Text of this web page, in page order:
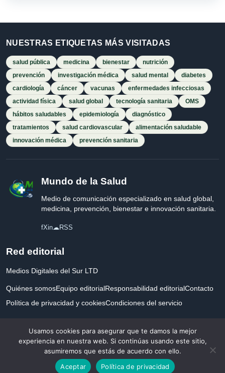
NUESTRAS ETIQUETAS MÁS VISITADAS
salud pública medicina bienestar
nutrición
prevención
investigación médica salud mental
diabetes
cardiología
cáncer vacunas
enfermedades infecciosas
actividad física
salud global tecnología sanitaria
OMS
hábitos saludables
epidemiología
diagnóstico
tratamientos
salud cardiovascular
alimentación saludable
innovación médica
prevención sanitaria
Mundo de la Salud
Medio de comunicación especializado en salud global,
medicina, prevención, bienestar e innovación sanitaria.
fXin☁RSS
Red editorial
Medios Digitales del Sur LTD
Quiénes somosEquipo editorialResponsabilidad editorialContacto
Política de privacidad y cookiesCondiciones del servicio
© 2026 Mundo de la Salud. Todos los derechos reservados. Desarrollado con
por la salud.
Usamos cookies para asegurar que te damos la mejor
experiencia en nuestra web. Si continúas usando este sitio,
asumiremos que estás de acuerdo con ello.
Aceptar
Política de privacidad